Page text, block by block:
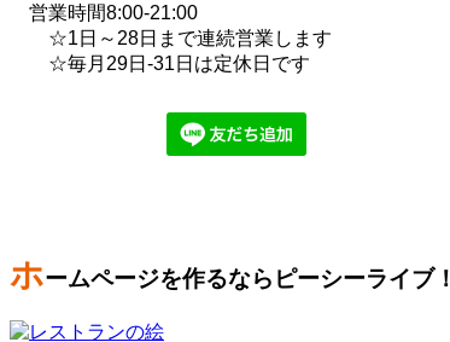
営業時間8:00-21:00
☆1日～28日まで連続営業します
☆毎月29日-31日は定休日です
ホームページを作るならピーシーライブ！